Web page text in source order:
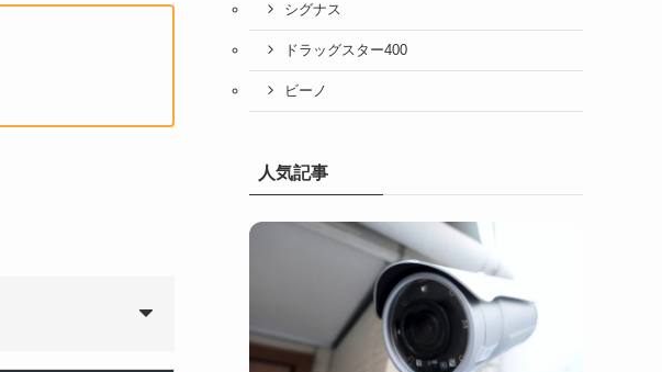
シグナス
ドラッグスター400
ビーノ
人気記事